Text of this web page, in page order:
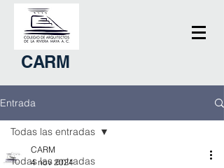
CARM
Entrada
Todas las entradas
Todas las entradas
CARM
4 nov 2024